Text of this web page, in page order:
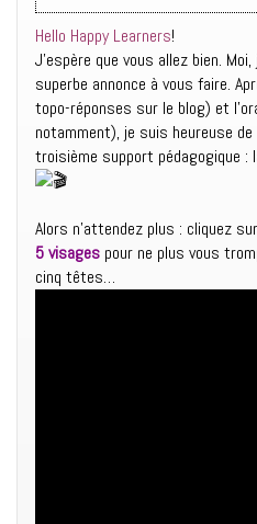
Hello Happy Learners!
J’espère que vous allez bien.
superbe annonce à vous faire.
topo-réponses sur le blog) et
notamment), je suis heureuse
troisième support pédagogique :
Alors n’attendez plus : cliquez
5 visages pour ne plus vous
cinq têtes…